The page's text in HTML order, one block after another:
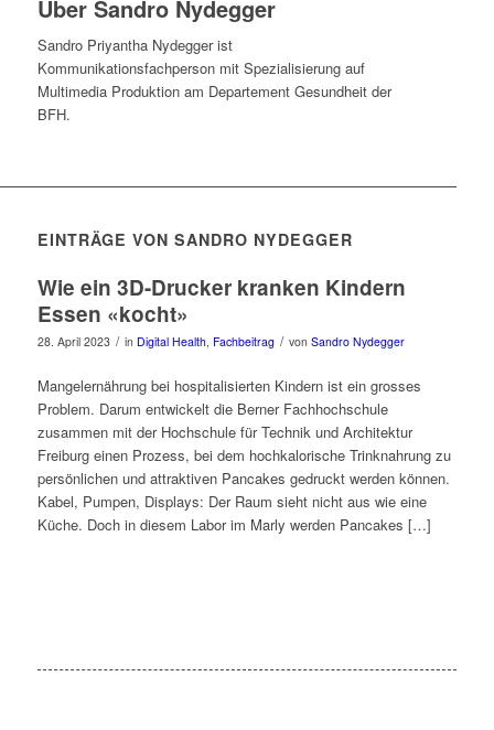
Über Sandro Nydegger
Sandro Priyantha Nydegger ist
Kommunikationsfachperson mit Spezialisierung auf
Multimedia Produktion am Departement Gesundheit der
BFH.
EINTRÄGE VON SANDRO NYDEGGER
Wie ein 3D-Drucker kranken Kindern
Essen «kocht»
28. April 2023 / in Digital Health, Fachbeitrag / von Sandro Nydegger
Mangelernährung bei hospitalisierten Kindern ist ein grosses
Problem. Darum entwickelt die Berner Fachhochschule
zusammen mit der Hochschule für Technik und Architektur
Freiburg einen Prozess, bei dem hochkalorische Trinknahrung zu
persönlichen und attraktiven Pancakes gedruckt werden können.
Kabel, Pumpen, Displays: Der Raum sieht nicht aus wie eine
Küche. Doch in diesem Labor im Marly werden Pancakes […]